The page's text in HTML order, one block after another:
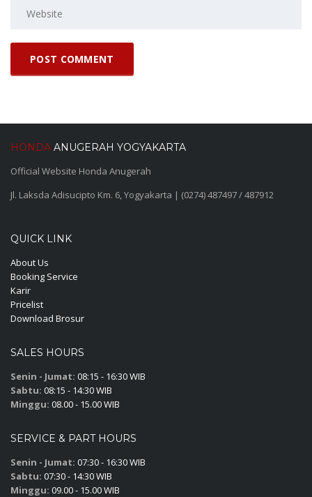
HONDA ANUGERAH YOGYAKARTA
Official Website Honda Anugerah
Jl. Laksda Adisucipto Km. 6, Yogyakarta | (0274) 487497 / 487912
QUICK LINK
About Us
Booking Service
Karir
Pricelist
Download Brosur
SALES HOURS
Senin - Jumat: 08:15 - 16:30 WIB
Sabtu: 08:15 - 14:30 WIB
Minggu: 08.00 - 15.00 WIB
SERVICE & PART HOURS
Senin - Jumat: 07:30 - 16:30 WIB
Sabtu: 07:30 - 14:30 WIB
Minggu: 09.00 - 15.00 WIB